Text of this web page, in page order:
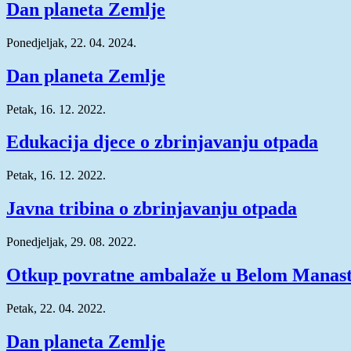
Dan planeta Zemlje
Ponedjeljak, 22. 04. 2024.
Dan planeta Zemlje
Petak, 16. 12. 2022.
Edukacija djece o zbrinjavanju otpada
Petak, 16. 12. 2022.
Javna tribina o zbrinjavanju otpada
Ponedjeljak, 29. 08. 2022.
Otkup povratne ambalaže u Belom
Petak, 22. 04. 2022.
Dan planeta Zemlje